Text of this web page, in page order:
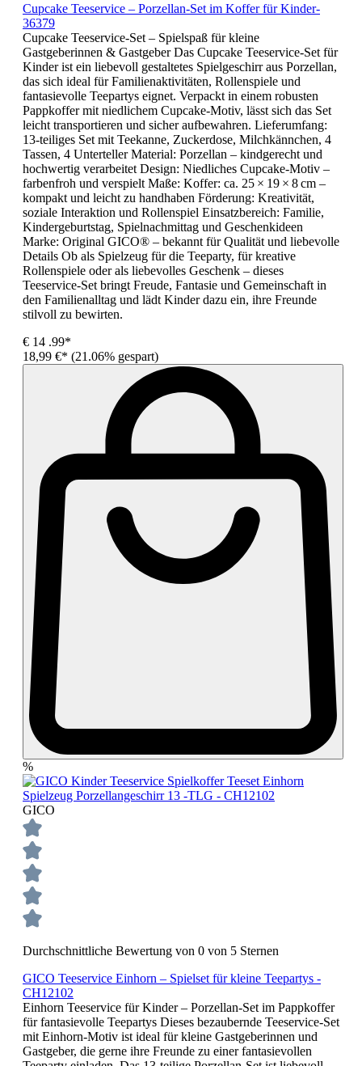
Cupcake Teeservice – Porzellan-Set im Koffer für Kinder-
36379
Cupcake Teeservice-Set – Spielspaß für kleine
Gastgeberinnen & Gastgeber Das Cupcake Teeservice-Set für
Kinder ist ein liebevoll gestaltetes Spielgeschirr aus Porzellan,
das sich ideal für Familienaktivitäten, Rollenspiele und
fantasievolle Teepartys eignet. Verpackt in einem robusten
Pappkoffer mit niedlichem Cupcake-Motiv, lässt sich das Set
leicht transportieren und sicher aufbewahren. Lieferumfang:
13-teiliges Set mit Teekanne, Zuckerdose, Milchkännchen, 4
Tassen, 4 Unterteller Material: Porzellan – kindgerecht und
hochwertig verarbeitet Design: Niedliches Cupcake-Motiv –
farbenfroh und verspielt Maße: Koffer: ca. 25 × 19 × 8 cm –
kompakt und leicht zu handhaben Förderung: Kreativität,
soziale Interaktion und Rollenspiel Einsatzbereich: Familie,
Kindergeburtstag, Spielnachmittag und Geschenkideen
Marke: Original GICO® – bekannt für Qualität und liebevolle
Details Ob als Spielzeug für die Teeparty, für kreative
Rollenspiele oder als liebevolles Geschenk – dieses
Teeservice-Set bringt Freude, Fantasie und Gemeinschaft in
den Familienalltag und lädt Kinder dazu ein, ihre Freunde
stilvoll zu bewirten.
€ 14 .99*
18,99 €* (21.06% gespart)
%
GICO
Durchschnittliche Bewertung von 0 von 5 Sternen
GICO Teeservice Einhorn – Spielset für kleine Teepartys -
CH12102
Einhorn Teeservice für Kinder – Porzellan-Set im Pappkoffer
für fantasievolle Teepartys Dieses bezaubernde Teeservice-Set
mit Einhorn-Motiv ist ideal für kleine Gastgeberinnen und
Gastgeber, die gerne ihre Freunde zu einer fantasievollen